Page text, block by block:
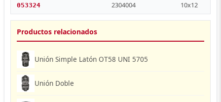
053324 2304004 10x12
Productos relacionados
Unión Simple Latón OT58 UNI 5705
Unión Doble